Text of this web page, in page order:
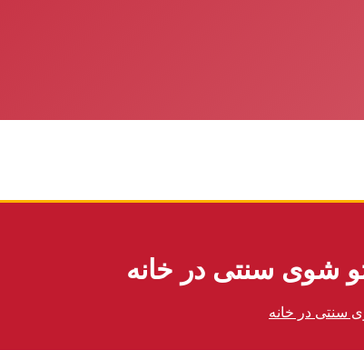
شوی سنتی در خانه
سنتی در خانه